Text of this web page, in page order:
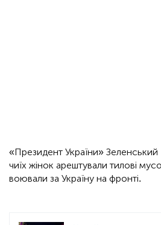
«Президент України»
чиїх жінок арештували тилові
воювали за Україну на фронті.